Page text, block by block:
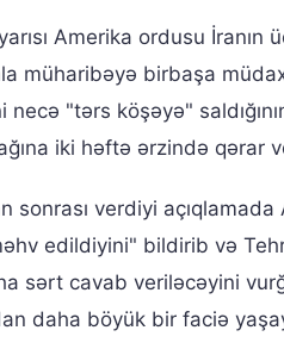
Amerika ordusu
müharibəyə birbaşa
necə "tərs köşəyə"
iki həftə ərzində qərar
sonrası verdiyi
edildiyini" bildirib və
sərt cavab veriləcəyini
daha böyük bir faciə